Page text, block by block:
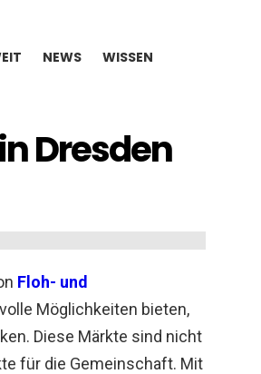
NEWS WISSEN
Dresden
Floh- und
Möglichkeiten bieten,
Diese Märkte sind nicht
für die Gemeinschaft. Mit